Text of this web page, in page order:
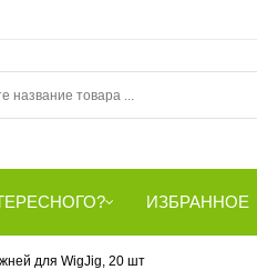
ИЗБРАННОЕ
для WigJig, 20 шт